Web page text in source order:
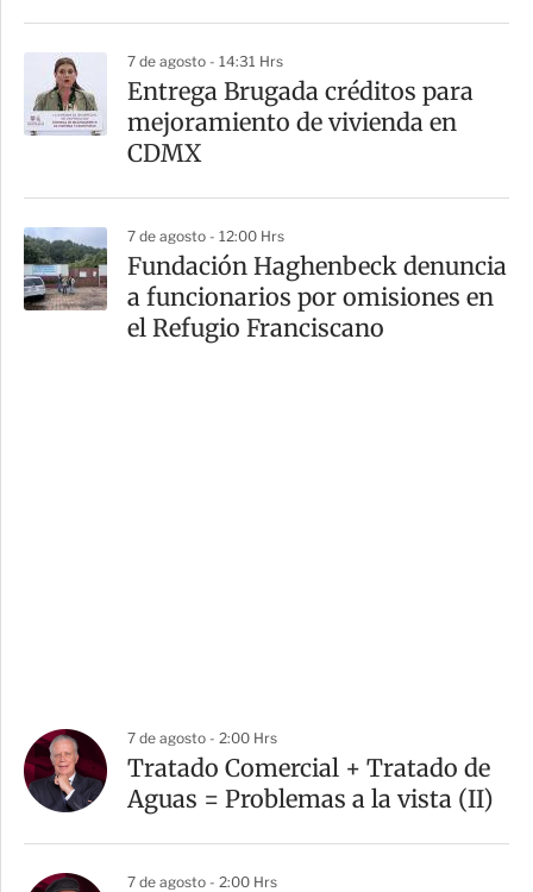
7 de agosto - 14:31 Hrs
Entrega Brugada créditos para
mejoramiento de vivienda en
CDMX
7 de agosto - 12:00 Hrs
Fundación Haghenbeck denuncia
a funcionarios por omisiones en
el Refugio Franciscano
7 de agosto - 2:00 Hrs
Tratado Comercial + Tratado de
Aguas = Problemas a la vista (II)
7 de agosto - 2:00 Hrs